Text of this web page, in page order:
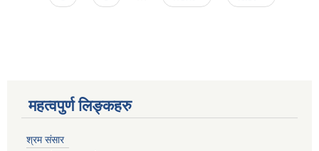
महत्वपुर्ण लिङ्कहरु
श्रम संसार